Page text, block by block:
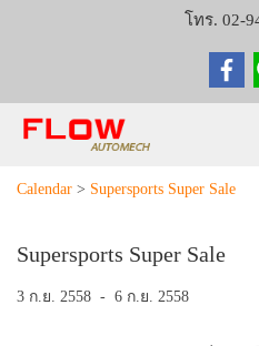
โทร. 02-
Calendar > Supersports Super Sale
Supersports Super Sale
3 ก.ย. 2558 - 6 ก.ย. 2558